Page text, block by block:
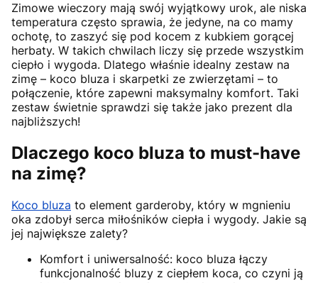
Zimowe wieczory mają swój wyjątkowy urok, ale niska
temperatura często sprawia, że jedyne, na co mamy
ochotę, to zaszyć się pod kocem z kubkiem gorącej
herbaty. W takich chwilach liczy się przede wszystkim
ciepło i wygoda. Dlatego właśnie idealny zestaw na
zimę – koco bluza i skarpetki ze zwierzętami – to
połączenie, które zapewni maksymalny komfort. Taki
zestaw świetnie sprawdzi się także jako prezent dla
najbliższych!
Dlaczego koco bluza to must-have
na zimę?
Koco bluza to element garderoby, który w mgnieniu
oka zdobył serca miłośników ciepła i wygody. Jakie są
jej największe zalety?
Komfort i uniwersalność: koco bluza łączy
funkcjonalność bluzy z ciepłem koca, co czyni ją